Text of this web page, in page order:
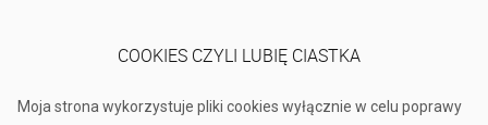
COOKIES CZYLI LUBIĘ CIASTKA
Moja strona wykorzystuje pliki cookies wyłącznie w celu poprawy